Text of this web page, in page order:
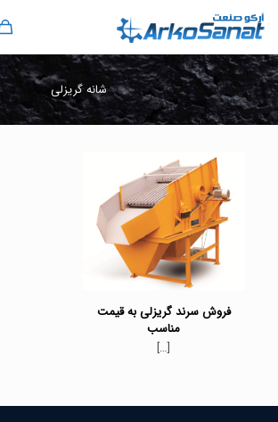
شانه گریزلی
فروش سرند گریزلی به قیمت
مناسب
[…]